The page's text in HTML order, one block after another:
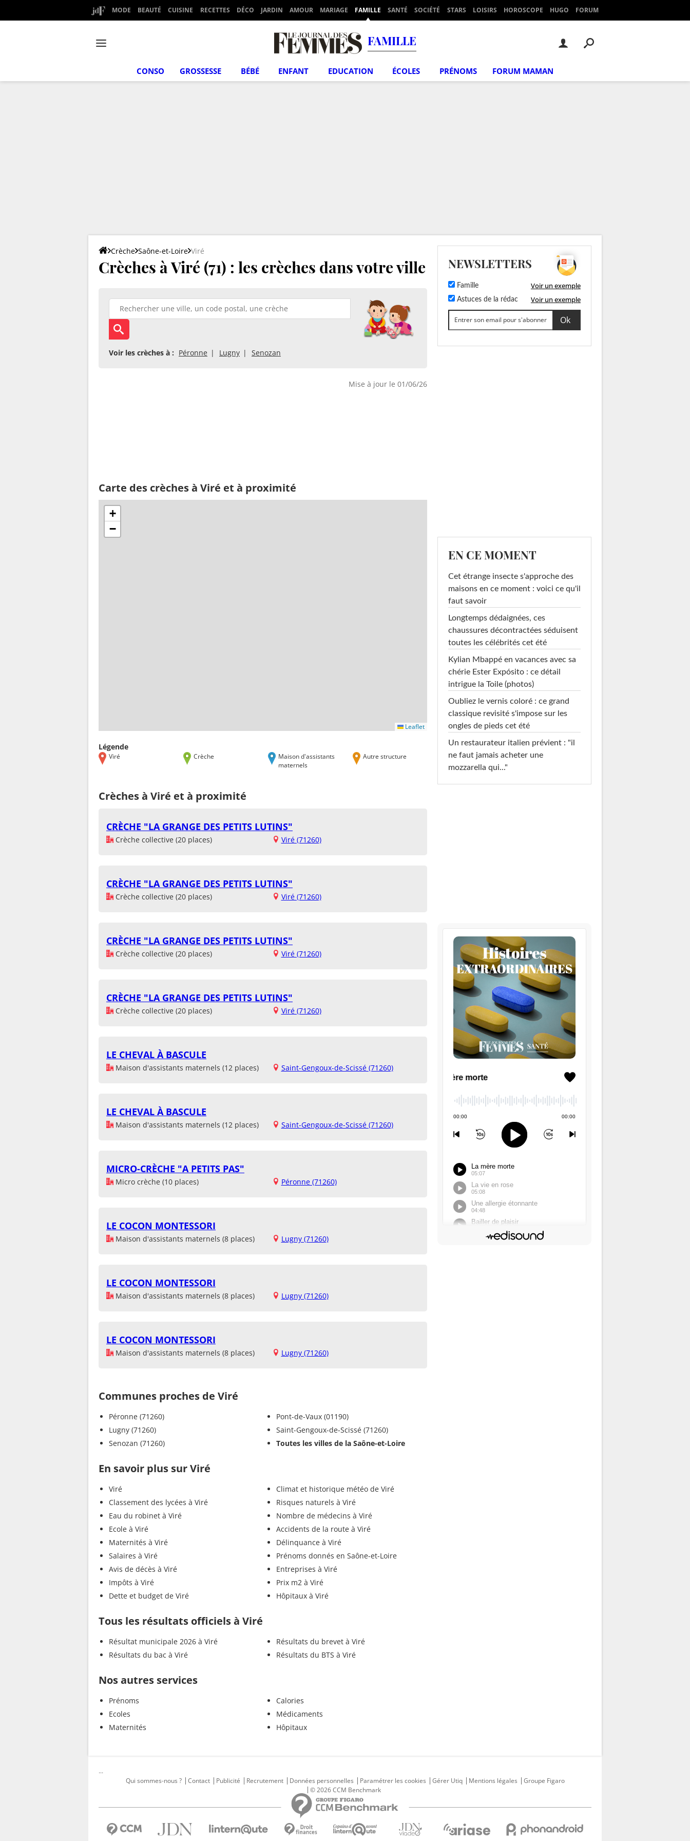
MODE BEAUTÉ CUISINE RECETTES DÉCO JARDIN AMOUR MARIAGE FAMILLE SANTÉ SOCIÉTÉ STARS LOISIRS HOROSCOPE HUGO FORUM
FAMILLE
CONSO GROSSESSE BÉBÉ ENFANT EDUCATION ÉCOLES PRÉNOMS FORUM MAMAN
Crèche Saône-et-Loire Viré
Crèches à Viré (71) : les crèches dans votre ville
Voir les crèches à : Péronne Lugny Senozan
Mise à jour le 01/06/26
Carte des crèches à Viré et à proximité
+
−
Leaflet
Légende
Viré Crèche
Maison d'assistants
maternels
Autre structure
Crèches à Viré et à proximité
CRÈCHE "LA GRANGE DES PETITS LUTINS"
Crèche collective (20 places) Viré (71260)
CRÈCHE "LA GRANGE DES PETITS LUTINS"
Crèche collective (20 places) Viré (71260)
CRÈCHE "LA GRANGE DES PETITS LUTINS"
Crèche collective (20 places) Viré (71260)
CRÈCHE "LA GRANGE DES PETITS LUTINS"
Crèche collective (20 places) Viré (71260)
LE CHEVAL À BASCULE
Maison d'assistants maternels (12 places) Saint-Gengoux-de-Scissé (71260)
LE CHEVAL À BASCULE
Maison d'assistants maternels (12 places) Saint-Gengoux-de-Scissé (71260)
MICRO-CRÈCHE "A PETITS PAS"
Micro crèche (10 places) Péronne (71260)
LE COCON MONTESSORI
Maison d'assistants maternels (8 places) Lugny (71260)
LE COCON MONTESSORI
Maison d'assistants maternels (8 places) Lugny (71260)
LE COCON MONTESSORI
Maison d'assistants maternels (8 places) Lugny (71260)
Communes proches de Viré
Péronne (71260)
Lugny (71260)
Senozan (71260)
Pont-de-Vaux (01190)
Saint-Gengoux-de-Scissé (71260)
Toutes les villes de la Saône-et-Loire
En savoir plus sur Viré
Viré
Classement des lycées à Viré
Eau du robinet à Viré
Ecole à Viré
Maternités à Viré
Salaires à Viré
Avis de décès à Viré
Impôts à Viré
Dette et budget de Viré
Climat et historique météo de Viré
Risques naturels à Viré
Nombre de médecins à Viré
Accidents de la route à Viré
Délinquance à Viré
Prénoms donnés en Saône-et-Loire
Entreprises à Viré
Prix m2 à Viré
Hôpitaux à Viré
Tous les résultats officiels à Viré
Résultat municipale 2026 à Viré
Résultats du bac à Viré
Résultats du brevet à Viré
Résultats du BTS à Viré
Nos autres services
Prénoms
Ecoles
Maternités
Calories
Médicaments
Hôpitaux
NEWSLETTERS
Famille Voir un exemple
Astuces de la rédac Voir un exemple
EN CE MOMENT
Cet étrange insecte s'approche des
maisons en ce moment : voici ce qu'il
faut savoir
Longtemps dédaignées, ces
chaussures décontractées séduisent
toutes les célébrités cet été
Kylian Mbappé en vacances avec sa
chérie Ester Expósito : ce détail
intrigue la Toile (photos)
Oubliez le vernis coloré : ce grand
classique revisité s'impose sur les
ongles de pieds cet été
Un restaurateur italien prévient : "il
ne faut jamais acheter une
mozzarella qui..."
...
Qui sommes-nous ?
Contact Publicité Recrutement Données personnelles Paramétrer les cookies Gérer Utiq Mentions légales
Groupe Figaro
© 2026 CCM Benchmark